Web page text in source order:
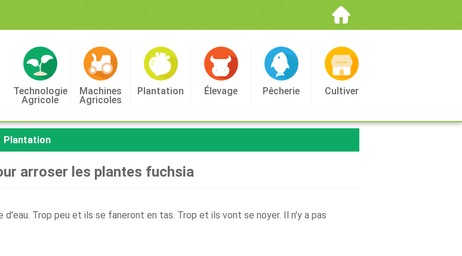
Technologie
Agricole
Machines
Agricoles
Plantation Élevage Pêcherie Cultiver
Plantation
arroser les plantes fuchsia
Trop peu et ils se faneront en tas. Trop et ils vont se noyer. Il n'y a pas